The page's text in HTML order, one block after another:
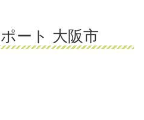
ート 大阪市